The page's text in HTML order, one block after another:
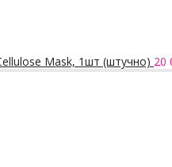
Mask, 1шт (штучно) 20